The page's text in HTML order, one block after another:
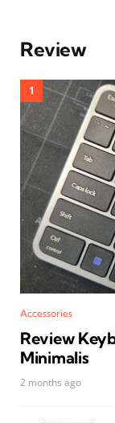
Review
Accessories
Review
Minimalis
2 months ago